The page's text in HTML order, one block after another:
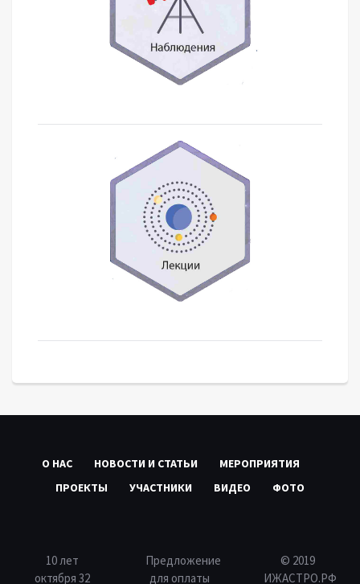
О НАС НОВОСТИ И СТАТЬИ
МЕРОПРИЯТИЯ
ПРОЕКТЫ
УЧАСТНИКИ ВИДЕО ФОТО
10 лет
октября 32
Предложение
для оплаты
© 2019
ИЖАСТРО.РФ